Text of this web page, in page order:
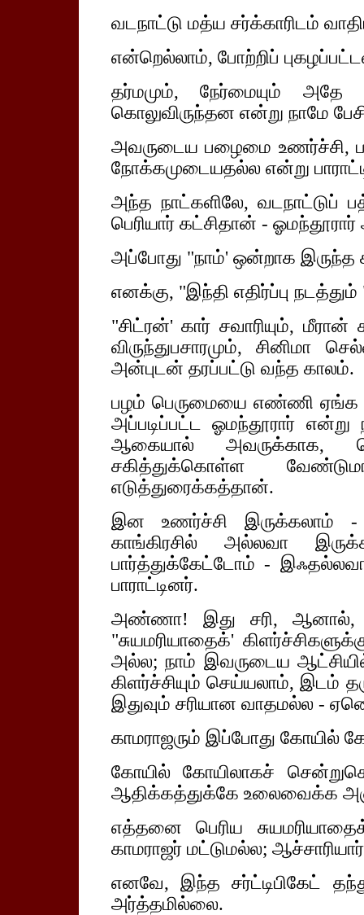
வடநாட்டு மத்ய சர்க்காரிடம்
என்றெல்லாம், போற்றிப்
தர்மமும், நேர்மையும் அதே
கொலுவிருந்தன என்று நாமே
அவருடைய பழைமை உணர்ச்சி,
நோக்கமுடையதல்ல என்று
அந்த நாட்களிலே, வடநாட்டுப்
பெரியார் கட்சிதான் -
அப்போது "நாம்' ஒன்றாக இருந்த
எனக்கு, "இந்தி எதிர்ப்பு
"சிட்ரன்' கார் சவாரியும்,
விருந்துபசாரமும், சினிமா
அன்புடன் தரப்பட்டு வந்த காலம்.
பழம் பெருமையை எண்ணி ஏங்க
அப்படிப்பட்ட ஓமந்தூரார் என்று
ஆகையால் அவருக்காக,
சகித்துக்கொள்ள
எடுத்துரைக்கத்தான்.
இன உணர்ச்சி இருக்கலாம் -
காங்கிரசில் அல்லவா
பார்த்துக்கேட்டோம் -
பாராட்டினர்.
அண்ணா! இது சரி, ஆனால்,
"சுயமரியாதைக்'
அல்ல; நாம் இவருடைய
கிளர்ச்சியும் செய்யலாம், இடம்
இதுவும் சரியான வாதமல்ல -
காமராஜரும் இப்போது கோயில்
கோயில் கோயிலாகச்
ஆதிக்கத்துக்கே உலைவைக்க
எத்தனை பெரிய
காமராஜர் மட்டுமல்ல;
எனவே, இந்த சர்ட்டிபிகேட்
அர்த்தமில்லை.